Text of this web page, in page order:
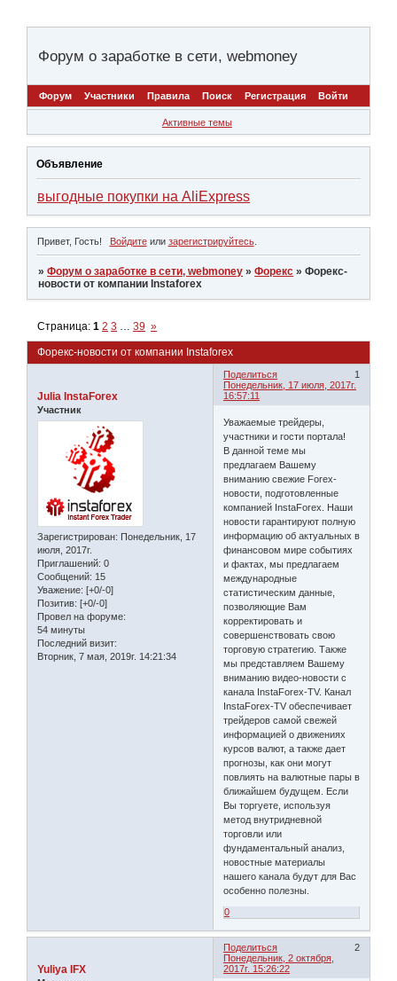
Форум о заработке в сети, webmoney
Форум Участники Правила Поиск Регистрация Войти
Активные темы
Объявление
выгодные покупки на AliExpress
Привет, Гость! Войдитеили зарегистрируйтесь.
»Форум о заработке в сети, webmoney »Форекс »Форекс-
новости от компании Instaforex
Форекс-новости от компании Instaforex
Страница:1 2 3 … 39 »
Поделиться
1
Понедельник, 17 июля, 2017г.
16:57:11
Julia InstaForex
Участник
Зарегистрирован: Понедельник, 17
июля, 2017г.
Приглашений: 0
Сообщений: 15
Уважение: [+0/-0]
Позитив: [+0/-0]
Провел на форуме:
54 минуты
Последний визит:
Вторник, 7 мая, 2019г. 14:21:34
Уважаемые трейдеры,
участники и гости портала!
В данной теме мы
предлагаем Вашему
вниманию свежие Forex-
новости, подготовленные
компанией InstaForex. Наши
новости гарантируют полную
информацию об актуальных в
финансовом мире событиях
и фактах, мы предлагаем
международные
статистическим данные,
позволяющие Вам
корректировать и
совершенствовать свою
торговую стратегию. Также
мы представляем Вашему
вниманию видео-новости с
канала InstaForex-TV. Канал
InstaForex-TV обеспечивает
трейдеров самой свежей
информацией о движениях
курсов валют, а также дает
прогнозы, как они могут
повлиять на валютные пары в
ближайшем будущем. Если
Вы торгуете, используя
метод внутридневной
торговли или
фундаментальный анализ,
новостные материалы
нашего канала будут для Вас
особенно полезны.
0
Поделиться
2
Понедельник, 2 октября,
2017г. 15:26:22
Yuliya IFX